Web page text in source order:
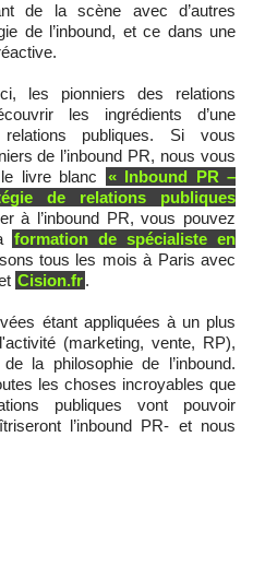
de la scène avec d’autres
de l’inbound, et ce dans une
les pionniers des relations
les ingrédients d’une
publiques. Si vous
de l’inbound PR, nous vous
livre blanc
« Inbound PR –
de relations publiques
à l’inbound PR, vous pouvez
formation de spécialiste en
tous les mois à Paris avec
Cision.fr.
étant appliquées à un plus
(marketing, vente, RP),
la philosophie de l’inbound.
les choses incroyables que
publiques vont pouvoir
l’inbound PR- et nous